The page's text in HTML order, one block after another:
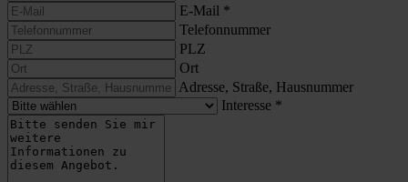
E-Mail *
Telefonnummer
PLZ
Ort
Adresse, Straße, Hausnummer
Interesse *